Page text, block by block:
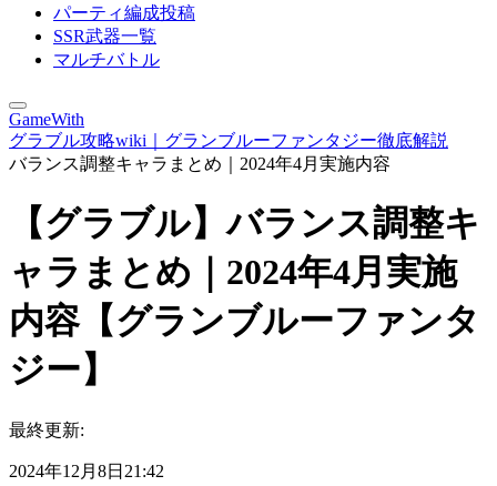
パーティ編成投稿
SSR武器一覧
マルチバトル
GameWith
グラブル攻略wiki｜グランブルーファンタジー徹底解説
バランス調整キャラまとめ｜2024年4月実施内容
【グラブル】バランス調整キ
ャラまとめ｜2024年4月実施
内容【グランブルーファンタ
ジー】
最終更新:
2024年12月8日21:42